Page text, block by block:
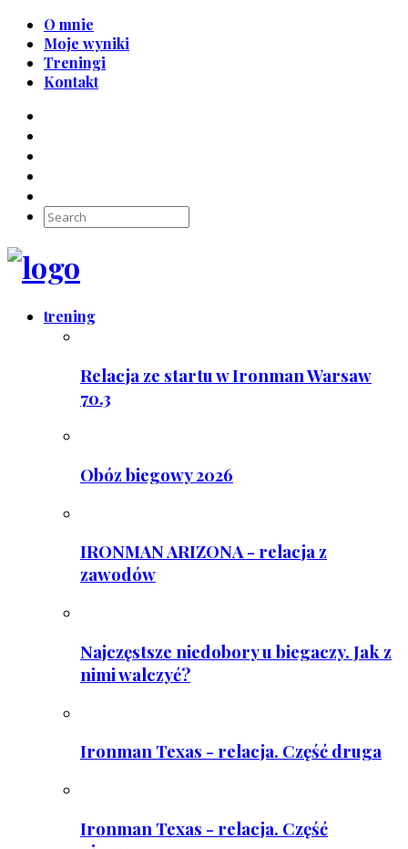
O mnie
Moje wyniki
Treningi
Kontakt
trening
Relacja ze startu w Ironman Warsaw
70.3
Obóz biegowy 2026
IRONMAN ARIZONA - relacja z
zawodów
Najczęstsze niedobory u biegaczy. Jak z
nimi walczyć?
Ironman Texas - relacja. Część druga
Ironman Texas - relacja. Część